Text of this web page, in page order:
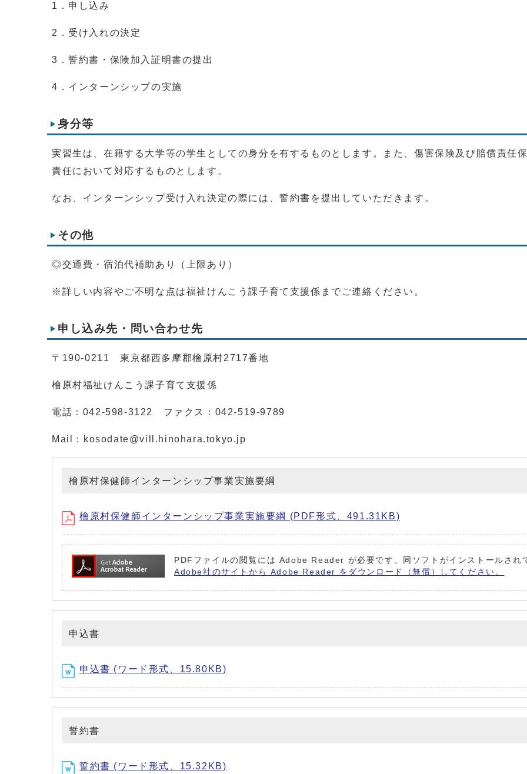
1．申し込み
2．受け入れの決定
3．誓約書・保険加入証明書の提出
4．インターンシップの実施
身分等
実習生は、在籍する大学等の学生としての身分を有するものとします。また、傷害保険及び賠償責任
責任において対応するものとします。
なお、インターンシップ受け入れ決定の際には、誓約書を提出していただきます。
その他
◎交通費・宿泊代補助あり（上限あり）
※詳しい内容やご不明な点は福祉けんこう課子育て支援係までご連絡ください。
申し込み先・問い合わせ先
〒190-0211 東京都西多摩郡檜原村2717番地
檜原村福祉けんこう課子育て支援係
電話：042-598-3122 ファクス：042-519-9789
Mail：kosodate@vill.hinohara.tokyo.jp
檜原村保健師インターンシップ事業実施要綱
檜原村保健師インターンシップ事業実施要綱 (PDF形式、491.31KB)
PDFファイルの閲覧には Adobe Reader が必要です。同ソフトがインストールされ
Adobe社のサイトから Adobe Reader をダウンロード（無償）してください。
申込書
申込書 (ワード形式、15.80KB)
誓約書
誓約書 (ワード形式、15.32KB)